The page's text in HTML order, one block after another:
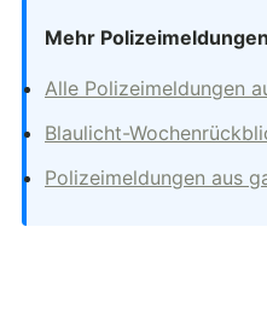
Mehr
Alle Polizeimeldungen
Blaulicht-
Polizeimeldungen aus